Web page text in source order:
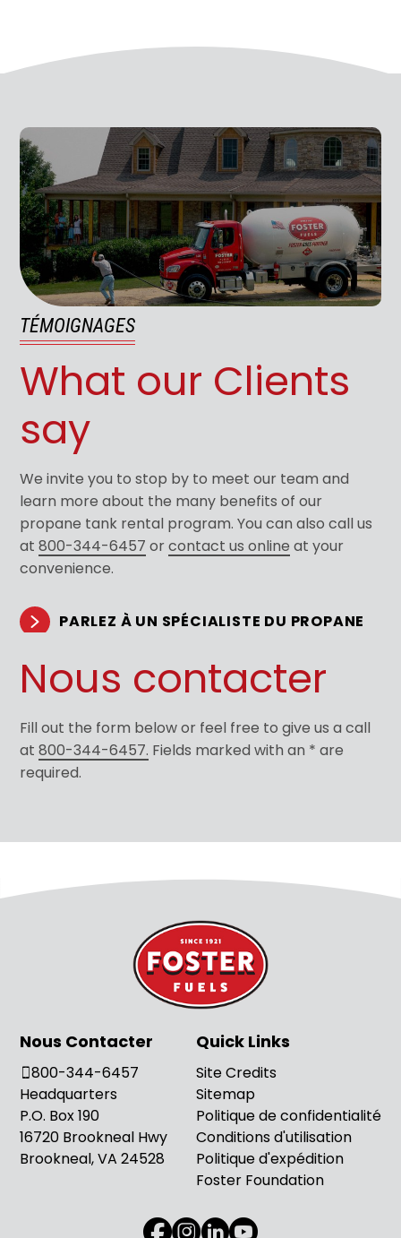
TÉMOIGNAGES
What our Clients
say
We invite you to stop by to meet our team and
learn more about the many benefits of our
propane tank rental program. You can also call us
at 800-344-6457 orcontact us online at your
convenience.
PARLEZ À UN SPÉCIALISTE DU PROPANE
Nous contacter
Fill out the form below or feel free to give us a call
at 800-344-6457. Fields marked with an * are
required.
Nous Contacter
800-344-6457
Headquarters
P.O. Box 190
16720 Brookneal Hwy
Brookneal, VA 24528
Quick Links
Site Credits
Sitemap
Politique de confidentialité
Conditions d'utilisation
Politique d'expédition
Foster Foundation